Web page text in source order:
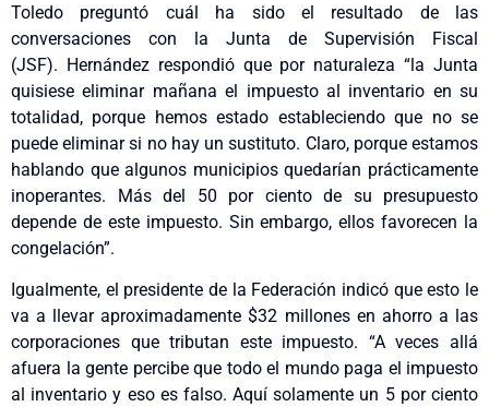
Toledo preguntó cuál ha sido el resultado de las
conversaciones con la Junta de Supervisión Fiscal
(JSF). Hernández respondió que por naturaleza “la Junta
quisiese eliminar mañana el impuesto al inventario en su
totalidad, porque hemos estado estableciendo que no se
puede eliminar si no hay un sustituto. Claro, porque estamos
hablando que algunos municipios quedarían prácticamente
inoperantes. Más del 50 por ciento de su presupuesto
depende de este impuesto. Sin embargo, ellos favorecen la
congelación”.
Igualmente, el presidente de la Federación indicó que esto le
va a llevar aproximadamente $32 millones en ahorro a las
corporaciones que tributan este impuesto. “A veces allá
afuera la gente percibe que todo el mundo paga el impuesto
al inventario y eso es falso. Aquí solamente un 5 por ciento